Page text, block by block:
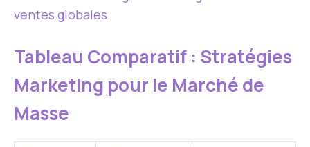
ventes globales.
Tableau Comparatif : Stratégies
Marketing pour le Marché de
Masse